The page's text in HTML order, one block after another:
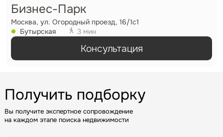
Бизнес-Парк
Москва, ул. Огородный проезд, 16/1с1
Бутырская
3 мин
Консультация
Получить подборку
Вы получите экспертное сопровождение
на каждом этапе поиска недвижимости
Задайте свой вопрос
Вопрос
Это обязательное поле